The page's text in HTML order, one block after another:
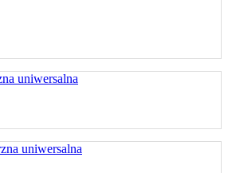
uniwersalna
uniwersalna